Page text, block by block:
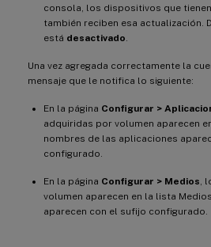
consola, los dispositivos que
también reciben esa actualización.
está desactivado.
Una vez agregada correctamente la
mensaje que le notifica lo siguiente:
En la página Configurar >
adquiridas por volumen aparecen
nombres de las aplicaciones
configurado.
En la página Configurar > Medios,
volumen aparecen en la lista
aparecen con el sufijo configurado.